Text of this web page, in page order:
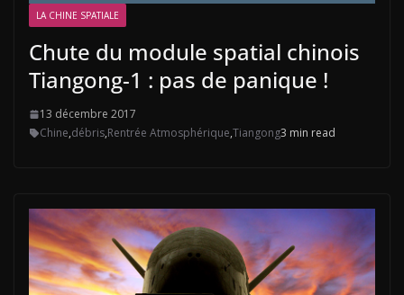
LA CHINE SPATIALE
Chute du module spatial chinois
Tiangong-1 : pas de panique !
13 décembre 2017
Chine,débris,Rentrée Atmosphérique,Tiangong3 min read